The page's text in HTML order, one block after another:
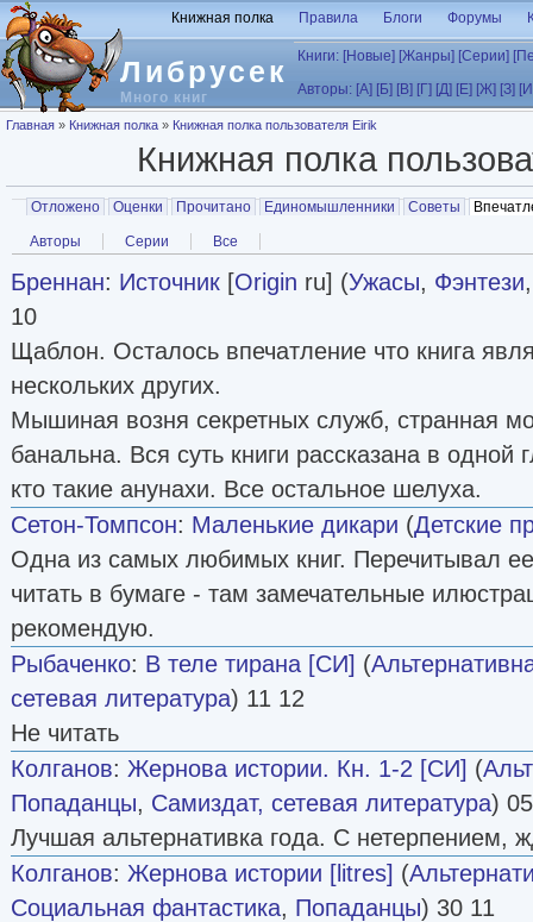
Перейти к основному содержанию
Либрусек
Много книг
Книжная полка Правила Блоги Форумы
Книги: [Новые] [Жанры] [Серии]
Авторы: [А] [Б] [В] [Г] [Д] [Е] [Ж] [З]
Вы здесь
Главная » Книжная полка » Книжная полка пользователя Eirik
Книжная полка
Главные вкладки
Отложено Оценки Прочитано Единомышленники Советы
Вторичные вкладки
Авторы Серии Все
Бреннан: Источник [Origin ru] (Ужасы, Фэнтези
10
Щаблон. Осталось впечатление что книга
нескольких других.
Мышиная возня секретных служб, странная
банальна. Вся суть книги рассказана в одной
кто такие анунахи. Все остальное шелуха.
Сетон-Томпсон: Маленькие дикари (Детские
Одна из самых любимых книг. Перечитывал
читать в бумаге - там замечательные
рекомендую.
Рыбаченко: В теле тирана [СИ] (
сетевая литература) 11 12
Не читать
Колганов: Жернова истории. Кн. 1-2 [СИ] (
Попаданцы, Самиздат, сетевая литература)
Лучшая альтернативка года. С нетерпением,
Колганов: Жернова истории [litres] (
Социальная фантастика, Попаданцы) 30 11